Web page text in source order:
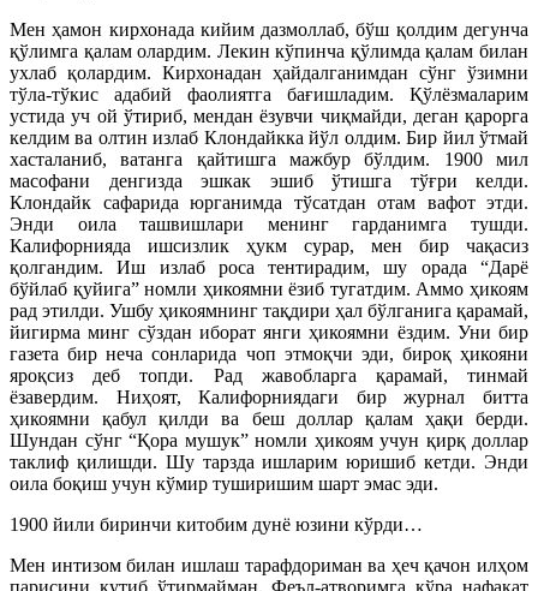
Мен ҳамон кирхонада кийим дазмоллаб, бўш қолдим дегунча
қўлимга қалам олардим. Лекин кўпинча қўлимда қалам билан
ухлаб қолардим. Кирхонадан ҳайдалганимдан сўнг ўзимни
тўла-тўкис адабий фаолиятга бағишладим. Қўлёзмаларим
устида уч ой ўтириб, мендан ёзувчи чиқмайди, деган қарорга
келдим ва олтин излаб Клондайкка йўл олдим. Бир йил ўтмай
хасталаниб, ватанга қайтишга мажбур бўлдим. 1900 мил
масофани денгизда эшкак эшиб ўтишга тўғри келди.
Клондайк сафарида юрганимда тўсатдан отам вафот этди.
Энди оила ташвишлари менинг гарданимга тушди.
Калифорнияда ишсизлик ҳукм сурар, мен бир чақасиз
қолгандим. Иш излаб роса тентирадим, шу орада “Дарё
бўйлаб қуйига” номли ҳикоямни ёзиб тугатдим. Аммо ҳикоям
рад этилди. Ушбу ҳикоямнинг тақдири ҳал бўлганига қарамай,
йигирма минг сўздан иборат янги ҳикоямни ёздим. Уни бир
газета бир неча сонларида чоп этмоқчи эди, бироқ ҳикояни
яроқсиз деб топди. Рад жавобларга қарамай, тинмай
ёзавердим. Ниҳоят, Калифорниядаги бир журнал битта
ҳикоямни қабул қилди ва беш доллар қалам ҳақи берди.
Шундан сўнг “Қора мушук” номли ҳикоям учун қирқ доллар
таклиф қилишди. Шу тарзда ишларим юришиб кетди. Энди
оила боқиш учун кўмир туширишим шарт эмас эди.
1900 йили биринчи китобим дунё юзини кўрди…
Мен интизом билан ишлаш тарафдориман ва ҳеч қачон илҳом
парисини кутиб ўтирмайман. Феъл-атворимга кўра нафақат